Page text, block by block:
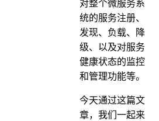
对整个微服务系
统的服务注册、
发现、负载、降
级、以及对服务
健康状态的监控
和管理功能等。
今天通过这篇文
章，我们一起来